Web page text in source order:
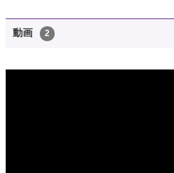
動画 2